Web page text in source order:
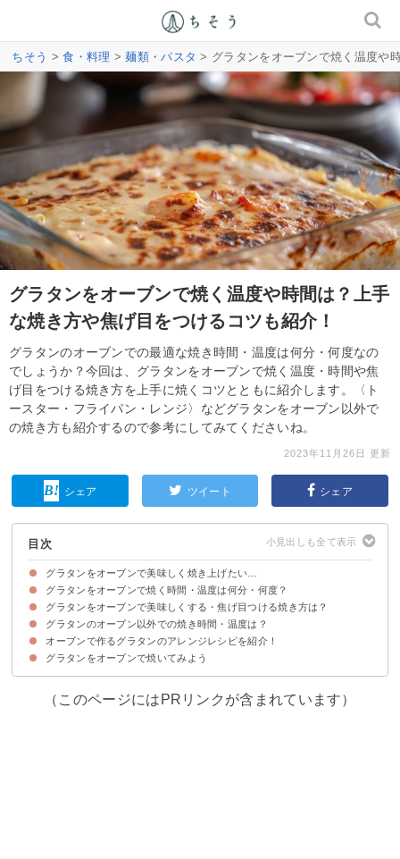
ちそう >食・料理 >麺類・パスタ > グラタンをオーブンで焼く温度や
グラタンをオーブンで焼く温度や時間は？上手
な焼き方や焦げ目をつけるコツも紹介！
グラタンのオーブンでの最適な焼き時間・温度は何分・何度なの
でしょうか？今回は、グラタンをオーブンで焼く温度・時間や焦
げ目をつける焼き方を上手に焼くコツとともに紹介します。〈ト
ースター・フライパン・レンジ〉などグラタンをオーブン以外で
の焼き方も紹介するので参考にしてみてくださいね。
2023年11月26日 更新
シェア ツイート シェア
目次
グラタンをオーブンで美味しく焼き上げたい…
グラタンをオーブンで焼く時間・温度は何分・何度？
グラタンをオーブンで焼く際は200〜300度で10〜15分
焦げ目などグラタンの仕上がりの目安
グラタンをオーブンで美味しくする・焦げ目つける焼き方は？
①グラタンを入れる前にオーブンを予熱する
②グラタンの表面にバターや粉チーズを加える
③グラタンをオーブンの上段で焼く
グラタンのオーブン以外での焼き時間・温度は？
①トースター
②グリル
③フライパン
④電子レンジ
オーブンで作るグラタンのアレンジレシピを紹介！
①パングラタン
②丸ごとかぼちゃグラタン
③高野豆腐のリメイクグラタン
④ハンバーググラタン
⑤グラタンパイ
グラタンをオーブンで焼いてみよう
（このページにはPRリンクが含まれています）